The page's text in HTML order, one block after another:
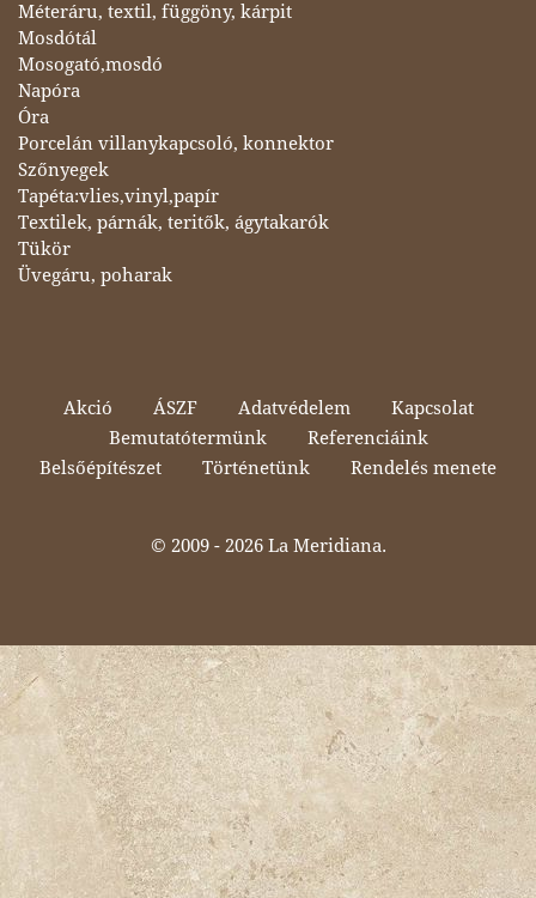
Méteráru, textil, függöny, kárpit
Mosdótál
Mosogató,mosdó
Napóra
Óra
Porcelán villanykapcsoló, konnektor
Szőnyegek
Tapéta:vlies,vinyl,papír
Textilek, párnák, teritők, ágytakarók
Tükör
Üvegáru, poharak
Akció ÁSZF Adatvédelem
Kapcsolat
Bemutatótermünk
Referenciáink
Belsőépítészet
Történetünk Rendelés menete
© 2009 - 2026 La Meridiana.